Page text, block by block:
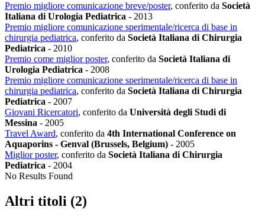
Premio migliore comunicazione breve/poster, conferito da Società
Italiana di Urologia Pediatrica - 2013
Premio migliore comunicazione sperimentale/ricerca di base in
chirurgia pediatrica, conferito da Società Italiana di Chirurgia
Pediatrica - 2010
Premio come miglior poster, conferito da Società Italiana di
Urologia Pediatrica - 2008
Premio migliore comunicazione sperimentale/ricerca di base in
chirurgia pediatrica, conferito da Società Italiana di Chirurgia
Pediatrica - 2007
Giovani Ricercatori, conferito da Università degli Studi di
Messina - 2005
Travel Award, conferito da 4th International Conference on
Aquaporins - Genval (Brussels, Belgium) - 2005
Miglior poster, conferito da Società Italiana di Chirurgia
Pediatrica - 2004
No Results Found
Altri titoli (2)